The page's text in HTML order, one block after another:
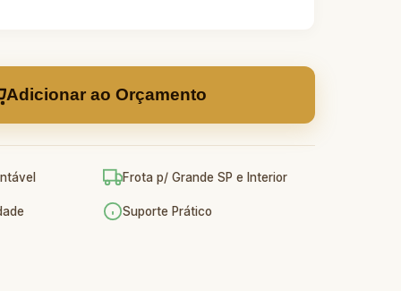
Adicionar ao Orçamento
Frota p/ Grande SP e Interior
Suporte Prático